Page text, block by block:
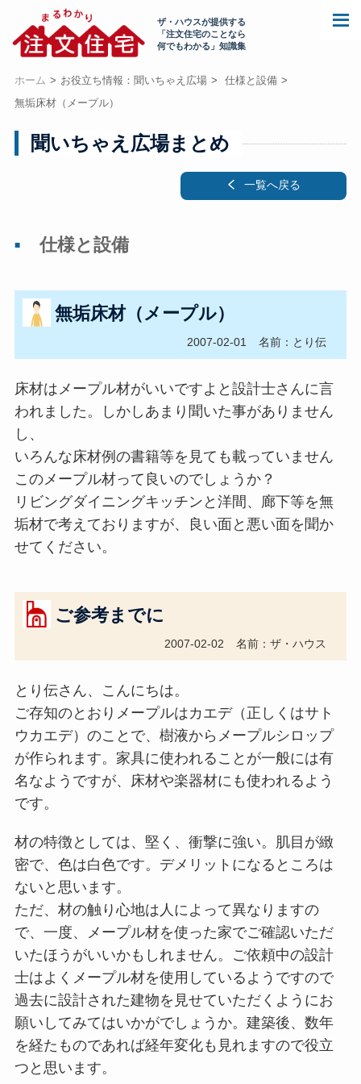
ザ・ハウスが提供する
「注文住宅のことなら
何でもわかる」知識集
ホーム お役立ち情報：聞いちゃえ広場
仕様と設備
無垢床材（メープル）
聞いちゃえ広場まとめ
一覧へ戻る
仕様と設備
無垢床材（メープル）
2007-02-01 名前：とり伝
床材はメープル材がいいですよと設計士さんに言
われました。しかしあまり聞いた事がありません
し、
いろんな床材例の書籍等を見ても載っていません
このメープル材って良いのでしょうか？
リビングダイニングキッチンと洋間、廊下等を無
垢材で考えておりますが、良い面と悪い面を聞か
せてください。
ご参考までに
2007-02-02 名前：ザ・ハウス
とり伝さん、こんにちは。
ご存知のとおりメープルはカエデ（正しくはサト
ウカエデ）のことで、樹液からメープルシロップ
が作られます。家具に使われることが一般には有
名なようですが、床材や楽器材にも使われるよう
です。
材の特徴としては、堅く、衝撃に強い。肌目が緻
密で、色は白色です。デメリットになるところは
ないと思います。
ただ、材の触り心地は人によって異なりますの
で、一度、メープル材を使った家でご確認いただ
いたほうがいいかもしれません。ご依頼中の設計
士はよくメープル材を使用しているようですので
過去に設計された建物を見せていただくようにお
願いしてみてはいかがでしょうか。建築後、数年
を経たものであれば経年変化も見れますので役立
つと思います。